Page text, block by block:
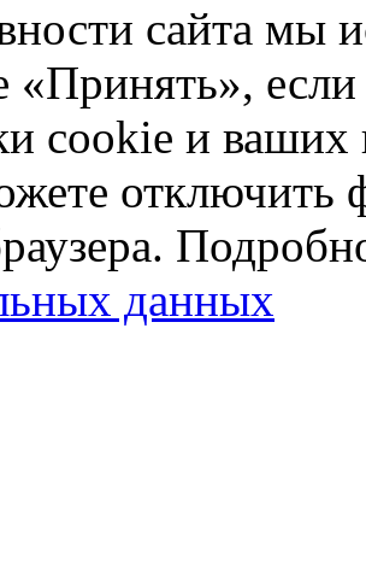
сайта мы
если
cookie и
отключить
данных